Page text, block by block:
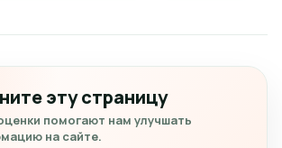
эту страницу
помогают нам улучшать
на сайте.